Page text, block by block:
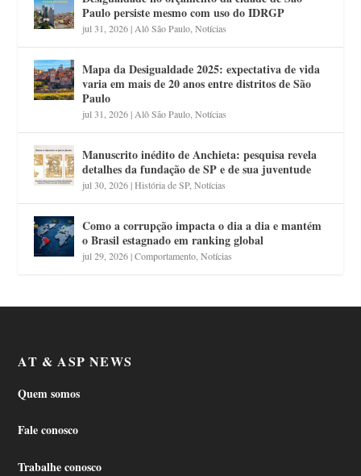
Paulo persiste mesmo com uso do IDRGP
jul 31, 2026| Alô São Paulo ,Notícias
Mapa da Desigualdade 2025: expectativa de vida
varia em mais de 20 anos entre distritos de São
Paulo
jul 31, 2026| Alô São Paulo ,Notícias
Manuscrito inédito de Anchieta: pesquisa revela
detalhes da fundação de SP e de sua juventude
jul 30, 2026|História de SP,Notícias
Como a corrupção impacta o dia a dia e mantém
o Brasil estagnado em ranking global
jul 29, 2026|Comportamento ,Notícias
AT & ASP NEWS
Quem somos
Fale conosco
Trabalhe conosco